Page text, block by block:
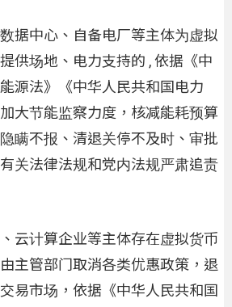
据中心、自备电厂等主体为虚拟
供场地、电力支持的 , 依据《中
源法》《中华人民共和国电力
大节能监察力度，核减能耗预算
瞒不报、清退关停不及时、审批
关法律法规和党内法规严肃追责
云计算企业等主体存在虚拟货币
主管部门取消各类优惠政策，退
易市场，依据《中华人民共和国